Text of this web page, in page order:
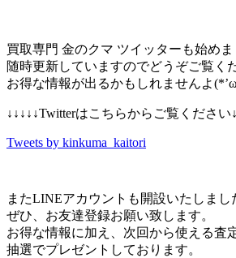
買取専門 金のクマ ツイッターも始めま
随時更新していますのでどうぞご覧く
お得な情報が出るかもしれませんよ
↓↓↓↓↓Twitterはこちらからご覧ください
Tweets by kinkuma_kaitori
またLINEアカウントも開設いたしまし
ぜひ、お友達登録お願い致します。
お得な情報に加え、次回から使える査
抽選でプレゼントしております。